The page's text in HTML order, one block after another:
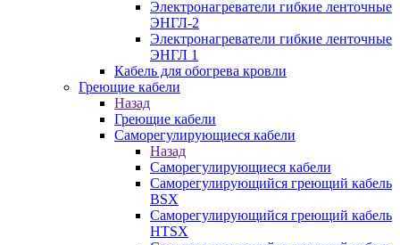
Электронагреватели гибкие ленточные
ЭНГЛ-2
Электронагреватели гибкие ленточные
ЭНГЛ 1
Кабель для обогрева кровли
Греющие кабели
Назад
Греющие кабели
Саморегулирующиеся кабели
Назад
Саморегулирующиеся кабели
Саморегулирующийся греющий кабель
BSX
Саморегулирующийся греющий кабель
HTSX